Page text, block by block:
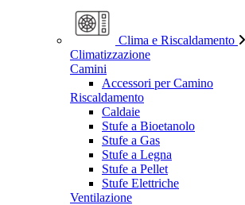
Clima e Riscaldamento
Climatizzazione
Camini
Accessori per Camino
Riscaldamento
Caldaie
Stufe a Bioetanolo
Stufe a Gas
Stufe a Legna
Stufe a Pellet
Stufe Elettriche
Ventilazione